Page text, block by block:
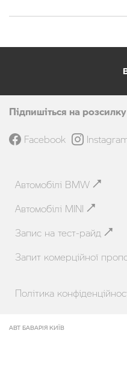
Підпишіться на
Facebook
Автомобілі BMW
Автомобілі MINI
Запис на тест-райд
Запит комерційної
Політика
АВТ БАВАРІЯ КИЇВ